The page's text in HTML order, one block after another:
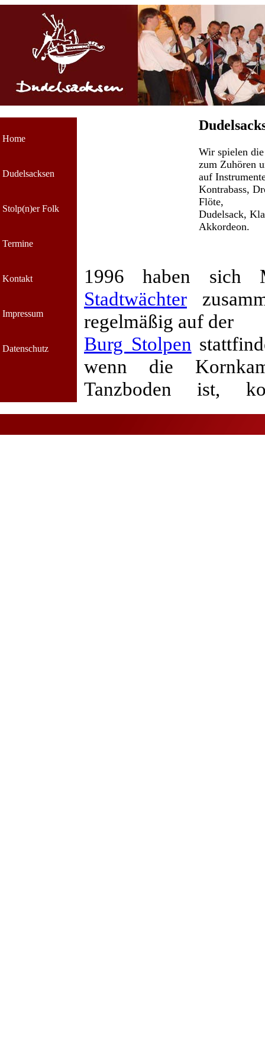
Home
Dudelsacksen
Stolp(n)er Folk
Termine
Kontakt
Impressum
Datenschutz
Wir spielen
zum Zuhören
auf
Kontrabass,
Flöte,
Dudelsack,
Akkordeon.
1996 haben sich
Stadtwächter
regelmäßig auf der
Burg Stolpen
wenn die
Tanzboden ist,
Veranstaltungen im
Damit aus dem